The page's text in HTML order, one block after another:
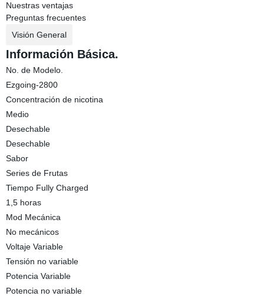
Nuestras ventajas
Preguntas frecuentes
Visión General
Información Básica.
No. de Modelo.
Ezgoing-2800
Concentración de nicotina
Medio
Desechable
Desechable
Sabor
Series de Frutas
Tiempo Fully Charged
1,5 horas
Mod Mecánica
No mecánicos
Voltaje Variable
Tensión no variable
Potencia Variable
Potencia no variable